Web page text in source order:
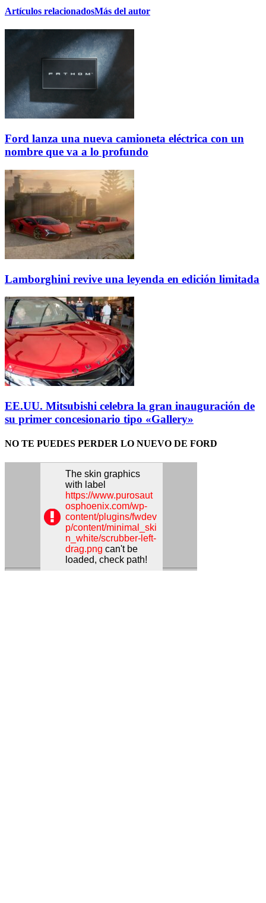
Artículos relacionadosMás del autor
Ford lanza una nueva camioneta eléctrica con un
nombre que va a lo profundo
Lamborghini revive una leyenda en edición limitada
EE.UU. Mitsubishi celebra la gran inauguración de
su primer concesionario tipo «Gallery»
NO TE PUEDES PERDER LO NUEVO DE FORD